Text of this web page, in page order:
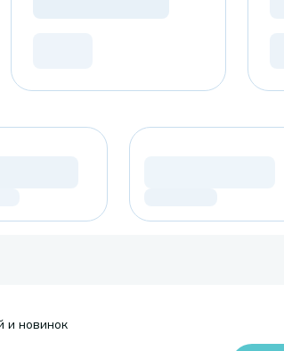
и новинок